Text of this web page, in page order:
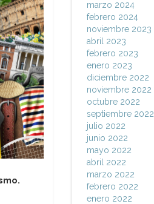
marzo 2024
febrero 2024
noviembre 2023
abril 2023
febrero 2023
enero 2023
diciembre 2022
noviembre 2022
octubre 2022
septiembre 2022
julio 2022
junio 2022
mayo 2022
abril 2022
marzo 2022
febrero 2022
enero 2022